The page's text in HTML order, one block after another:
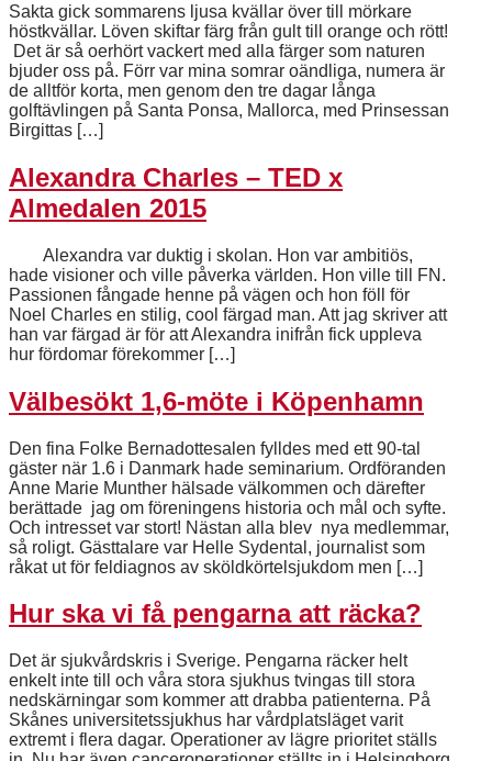
Sakta gick sommarens ljusa kvällar över till mörkare
höstkvällar. Löven skiftar färg från gult till orange och rött!
Det är så oerhört vackert med alla färger som naturen
bjuder oss på. Förr var mina somrar oändliga, numera är
de alltför korta, men genom den tre dagar långa
golftävlingen på Santa Ponsa, Mallorca, med Prinsessan
Birgittas […]
Alexandra Charles – TED x
Almedalen 2015
Alexandra var duktig i skolan. Hon var ambitiös,
hade visioner och ville påverka världen. Hon ville till FN.
Passionen fångade henne på vägen och hon föll för
Noel Charles en stilig, cool färgad man. Att jag skriver att
han var färgad är för att Alexandra inifrån fick uppleva
hur fördomar förekommer […]
Välbesökt 1,6-möte i Köpenhamn
Den fina Folke Bernadottesalen fylldes med ett 90-tal
gäster när 1.6 i Danmark hade seminarium. Ordföranden
Anne Marie Munther hälsade välkommen och därefter
berättade jag om föreningens historia och mål och syfte.
Och intresset var stort! Nästan alla blev nya medlemmar,
så roligt. Gästtalare var Helle Sydental, journalist som
råkat ut för feldiagnos av sköldkörtelsjukdom men […]
Hur ska vi få pengarna att räcka?
Det är sjukvårdskris i Sverige. Pengarna räcker helt
enkelt inte till och våra stora sjukhus tvingas till stora
nedskärningar som kommer att drabba patienterna. På
Skånes universitetssjukhus har vårdplatsläget varit
extremt i flera dagar. Operationer av lägre prioritet ställs